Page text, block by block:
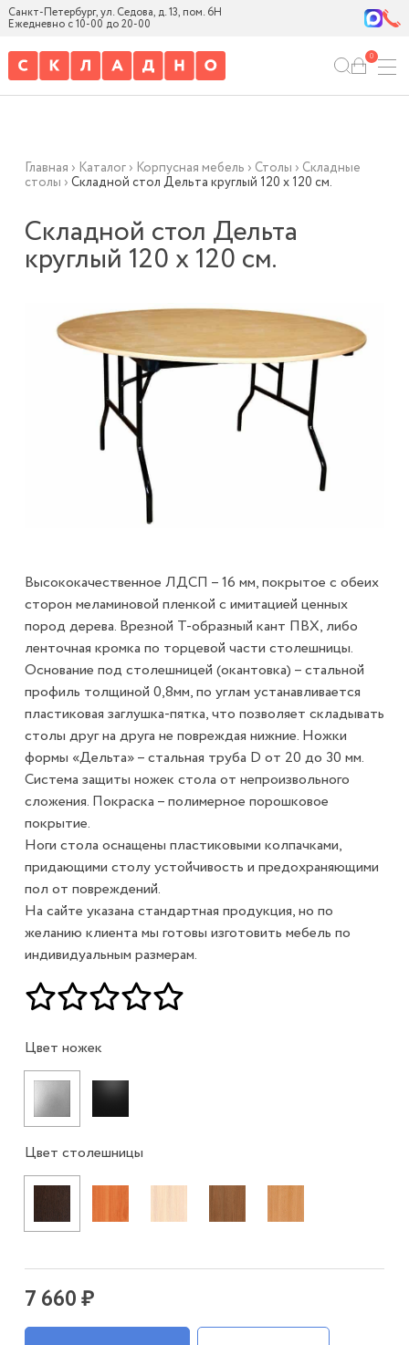
Санкт-Петербург, ул. Седова, д. 13, пом. 6Н
Ежедневно с 10-00 до 20-00
0
Главная › Каталог› Корпусная мебель › Столы › Складные
столы › Складной стол Дельта круглый 120 х 120 см.
Складной стол Дельта
круглый 120 х 120 см.
Высококачественное ЛДСП – 16 мм, покрытое с обеих
сторон меламиновой пленкой с имитацией ценных
пород дерева. Врезной Т-образный кант ПВХ, либо
ленточная кромка по торцевой части столешницы.
Основание под столешницей (окантовка) – стальной
профиль толщиной 0,8мм, по углам устанавливается
пластиковая заглушка-пятка, что позволяет складывать
столы друг на друга не повреждая нижние. Ножки
формы «Дельта» – стальная труба D от 20 до 30 мм.
Система защиты ножек стола от непроизвольного
сложения. Покраска – полимерное порошковое
покрытие.
Ноги стола оснащены пластиковыми колпачками,
придающими столу устойчивость и предохраняющими
пол от повреждений.
На сайте указана стандартная продукция, но по
желанию клиента мы готовы изготовить мебель по
индивидуальным размерам.
Цвет ножек
Цвет столешницы
7 660 ₽